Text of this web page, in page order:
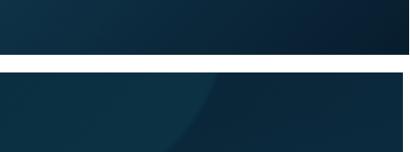
midden- en…